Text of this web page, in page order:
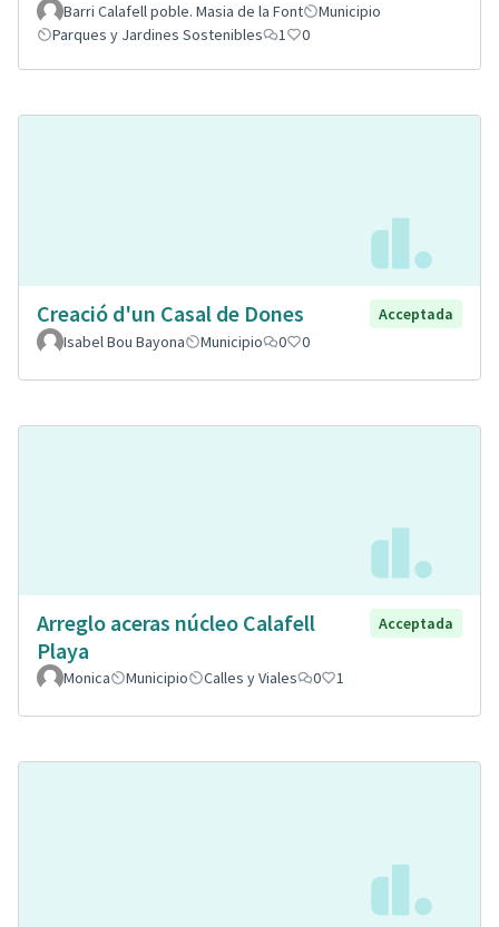
Barri Calafell poble. Masia de la Font
Municipio
Parques y Jardines Sostenibles
1 0
Creació d'un Casal de Dones
Acceptada
Isabel Bou Bayona
Municipio 0 0
Arreglo aceras núcleo Calafell
Playa
Acceptada
Monica Municipio Calles y Viales 0 1